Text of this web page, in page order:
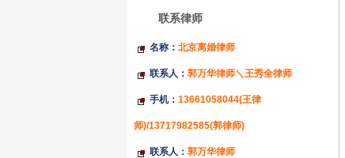
联系律师
名称： 北京离婚律师
联系人： 郭万华律师＼王秀全律师
手机： 13661058044(王律
师)/13717982585(郭律师)
联系人： 郭万华律师